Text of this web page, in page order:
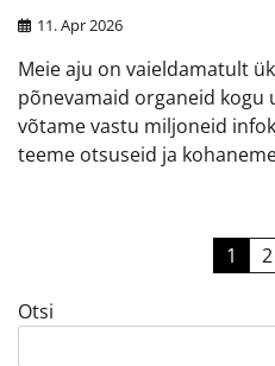
11. Apr 2026
Meie aju on vaieldamatult
põnevamaid organeid kogu
võtame vastu miljoneid
teeme otsuseid ja
leheküljendus
1 2
Otsi